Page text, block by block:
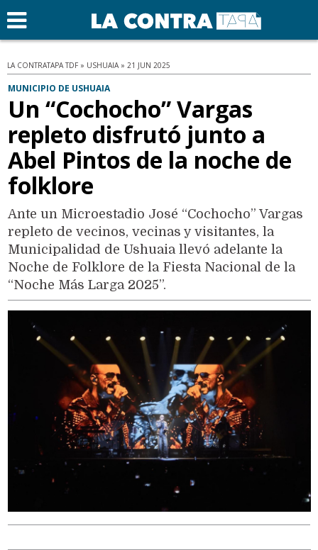
LA CONTRATAPA TDF » USHUAIA » 21 JUN 2025
MUNICIPIO DE USHUAIA
Un “Cochocho” Vargas
repleto disfrutó junto a
Abel Pintos de la noche de
folklore
Ante un Microestadio José “Cochocho” Vargas
repleto de vecinos, vecinas y visitantes, la
Municipalidad de Ushuaia llevó adelante la
Noche de Folklore de la Fiesta Nacional de la
“Noche Más Larga 2025”.